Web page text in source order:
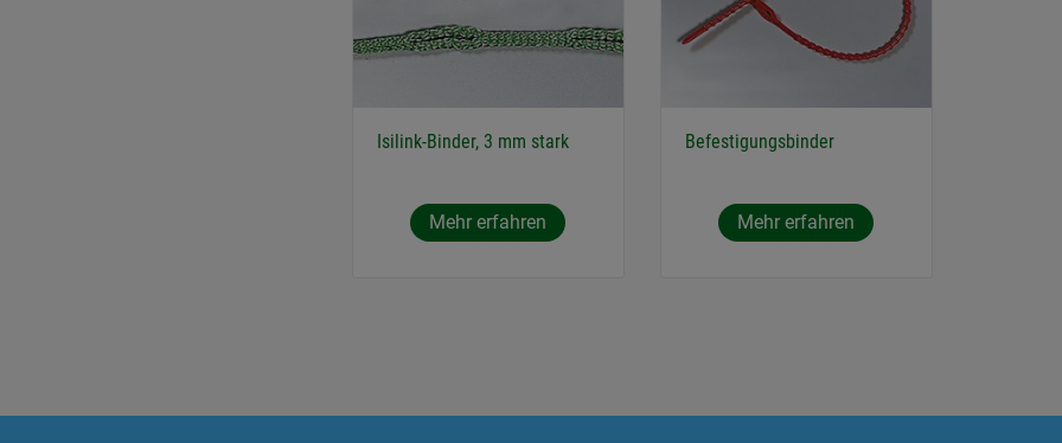
Isilink-Binder, 3 mm stark
Mehr erfahren
Befestigungsbinder
Mehr erfahren